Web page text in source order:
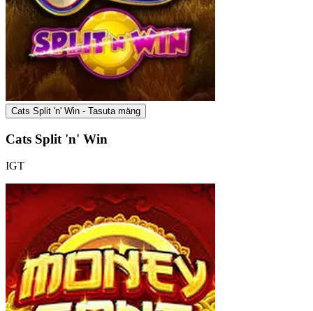
Cats Split 'n' Win - Tasuta mäng
Cats Split 'n' Win
IGT